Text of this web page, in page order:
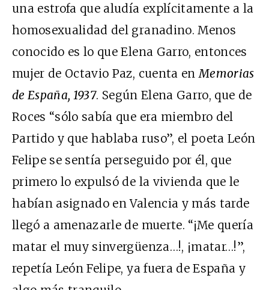
una estrofa que aludía explícitamente a la
homosexualidad del granadino. Menos
conocido es lo que Elena Garro, entonces
mujer de Octavio Paz, cuenta enMemorias
de España, 1937. Según Elena Garro, que de
Roces “sólo sabía que era miembro del
Partido y que hablaba ruso”, el poeta León
Felipe se sentía perseguido por él, que
primero lo expulsó de la vivienda que le
habían asignado en Valencia y más tarde
llegó a amenazarle de muerte. “¡Me quería
matar el muy sinvergüenza…!, ¡matar…!”,
repetía León Felipe, ya fuera de España y